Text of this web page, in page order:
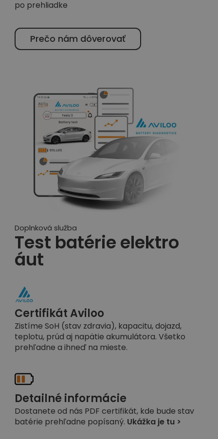
po prehliadke
Prečo nám dôverovať
Doplnková služba
Test batérie elektro
áut
Certifikát Aviloo
Zistíme SoH (stav zdravia), kapacitu, dojazd,
teplotu, prúd aj napätie akumulátora. Všetko
prehľadne a ihneď na mieste.
Detailné informácie
Dostanete od nás PDF certifikát, kde bude stav
batérie prehľadne popísaný. Ukážka je tu >